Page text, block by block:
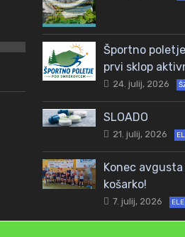
Športno
prvi sklop
24. julij, 2026
SLOADO
21. julij, 2026
Konec
košarko!
7. julij, 2026 ELE